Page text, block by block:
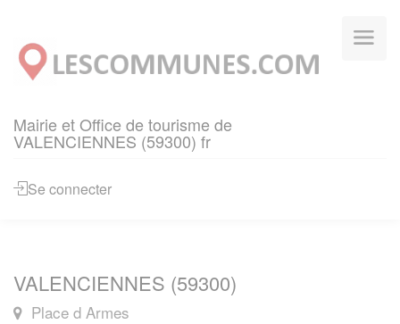
Mairie et Office de tourisme de
VALENCIENNES (59300) fr
Se connecter
VALENCIENNES (59300)
Place d Armes